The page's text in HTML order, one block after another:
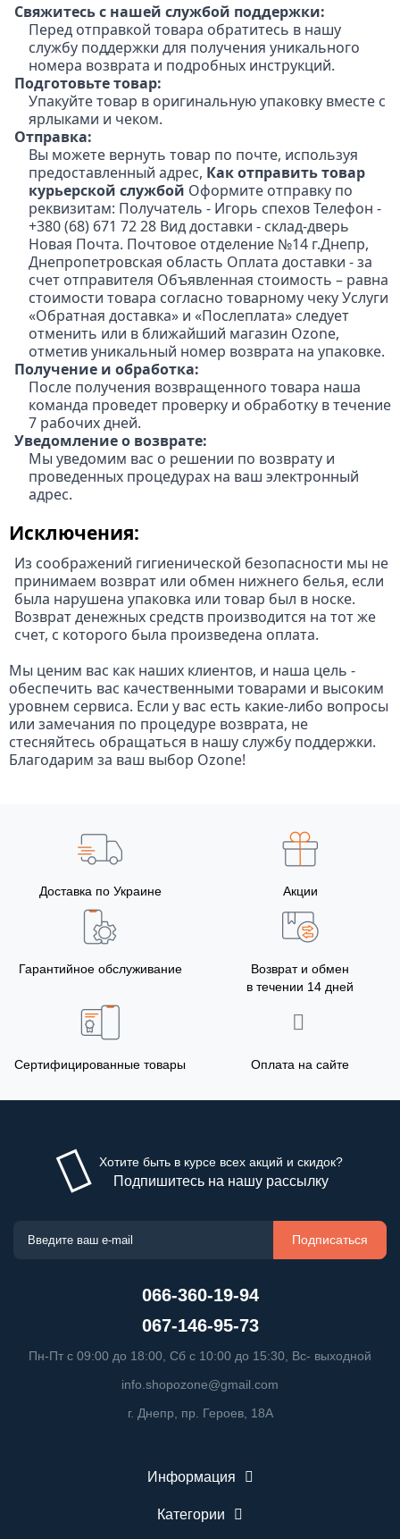
Свяжитесь с нашей службой поддержки:
Перед отправкой товара обратитесь в нашу
службу поддержки для получения уникального
номера возврата и подробных инструкций.
Подготовьте товар:
Упакуйте товар в оригинальную упаковку вместе с
ярлыками и чеком.
Отправка:
Вы можете вернуть товар по почте, используя
предоставленный адрес, Как отправить товар
курьерской службой Оформите отправку по
реквизитам: Получатель - Игорь спехов Телефон -
+380 (68) 671 72 28 Вид доставки - склад-дверь
Новая Почта. Почтовое отделение №14 г.Днепр,
Днепропетровская область Оплата доставки - за
счет отправителя Объявленная стоимость – равна
стоимости товара согласно товарному чеку Услуги
«Обратная доставка» и «Послеплата» следует
отменить или в ближайший магазин Ozone,
отметив уникальный номер возврата на упаковке.
Получение и обработка:
После получения возвращенного товара наша
команда проведет проверку и обработку в течение
7 рабочих дней.
Уведомление о возврате:
Мы уведомим вас о решении по возврату и
проведенных процедурах на ваш электронный
адрес.
Исключения:
Из соображений гигиенической безопасности мы не
принимаем возврат или обмен нижнего белья, если
была нарушена упаковка или товар был в носке.
Возврат денежных средств производится на тот же
счет, с которого была произведена оплата.
Мы ценим вас как наших клиентов, и наша цель -
обеспечить вас качественными товарами и высоким
уровнем сервиса. Если у вас есть какие-либо вопросы
или замечания по процедуре возврата, не
стесняйтесь обращаться в нашу службу поддержки.
Благодарим за ваш выбор Ozone!
Доставка по Украине Акции
Гарантийное обслуживание
Возврат и обмен
в течении 14 дней
Сертифицированные товары Оплата на сайте
Хотите быть в курсе всех акций и скидок?
Подпишитесь на нашу рассылку
Подписаться
066-360-19-94
067-146-95-73
Пн-Пт с 09:00 до 18:00, Сб с 10:00 до 15:30, Вс- выходной
info.shopozone@gmail.com
г. Днепр, пр. Героев, 18А
Информация
Категории